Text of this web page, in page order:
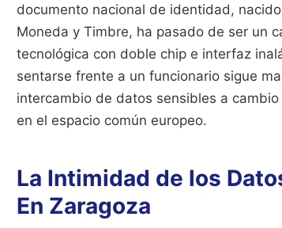
documento nacional de identidad,
Moneda y Timbre, ha pasado de ser un
tecnológica con doble chip e interfaz
sentarse frente a un funcionario sigue
intercambio de datos sensibles a
en el espacio común europeo.
La Intimidad de los
En Zaragoza